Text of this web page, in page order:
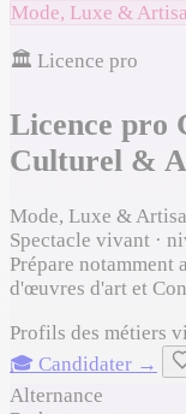
Mode, Luxe &
🏛️ Licence pro
Licence pro
Culturel &
Mode, Luxe &
Spectacle vivant ·
Prépare notamment
d'œuvres d'art et
Profils des métiers
🎓 Candidater →
Alternance